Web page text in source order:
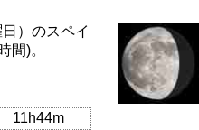
）のスペイ
間)。
11h44m